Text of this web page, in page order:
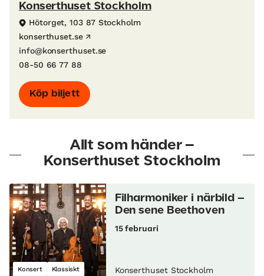
Konserthuset Stockholm
Hötorget, 103 87 Stockholm
konserthuset.se
info@konserthuset.se
08-50 66 77 88
Köp biljett
Allt som händer –
Konserthuset Stockholm
Konsert Klassiskt
Filharmoniker i närbild –
Den sene Beethoven
15 februari
Konserthuset Stockholm